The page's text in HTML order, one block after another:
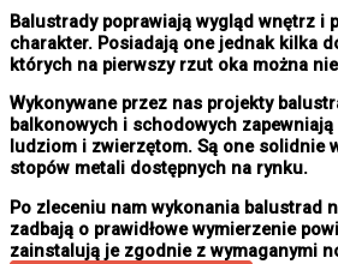
Balustrady poprawiają wygląd wnętrz i
charakter. Posiadają one jednak kilka
których na pierwszy rzut oka można
Wykonywane przez nas projekty
balkonowych i schodowych
ludziom i zwierzętom. Są one solidnie
stopów metali dostępnych na rynku.
Po zleceniu nam wykonania balustrad
zadbają o prawidłowe wymierzenie
zainstalują je zgodnie z wymaganymi